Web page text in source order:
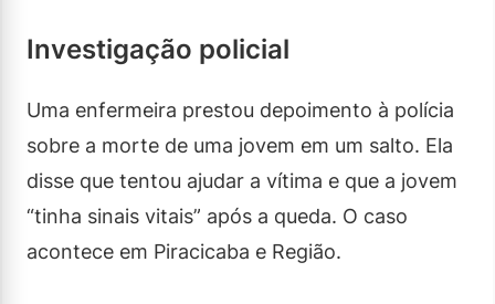
Investigação policial
Uma enfermeira prestou depoimento à polícia
sobre a morte de uma jovem em um salto. Ela
disse que tentou ajudar a vítima e que a jovem
“tinha sinais vitais” após a queda. O caso
acontece em Piracicaba e Região.